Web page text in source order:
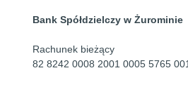
Bank Spółdzielczy w Żurominie
Rachunek bieżący
82 8242 0008 2001 0005 5765